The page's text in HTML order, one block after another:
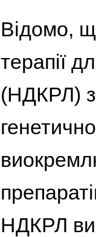
Відомо,
терапії
(НДКРЛ)
НДКРЛ